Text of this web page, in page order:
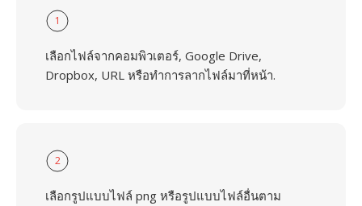
1
เลือกไฟล์จากคอมพิวเตอร์, Google Drive,
Dropbox, URL หรือทำการลากไฟล์มาที่หน้า.
2
เลือกรูปแบบไฟล์ png หรือรูปแบบไฟล์อื่นตาม